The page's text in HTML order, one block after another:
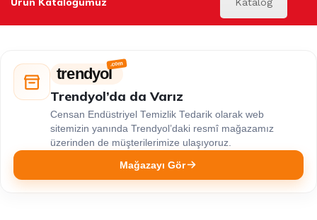
trendyol
Trendyol’da da Varız
Censan Endüstriyel Temizlik Tedarik olarak web
sitemizin yanında Trendyol’daki resmî mağazamız
üzerinden de müşterilerimize ulaşıyoruz.
Mağazayı Gör